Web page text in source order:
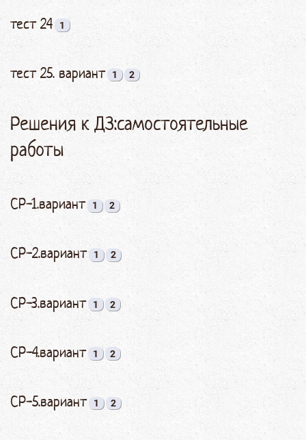
тест 24 1
тест 25. вариант 1 2
Решения к ДЗ:самостоятельные
работы
СР-1.вариант 1 2
СР-2.вариант 1 2
СР-3.вариант 1 2
СР-4.вариант 1 2
СР-5.вариант 1 2